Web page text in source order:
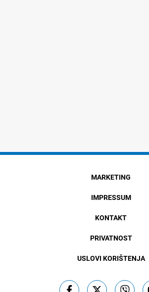
MARKETING
IMPRESSUM
KONTAKT
PRIVATNOST
USLOVI KORIŠTENJA